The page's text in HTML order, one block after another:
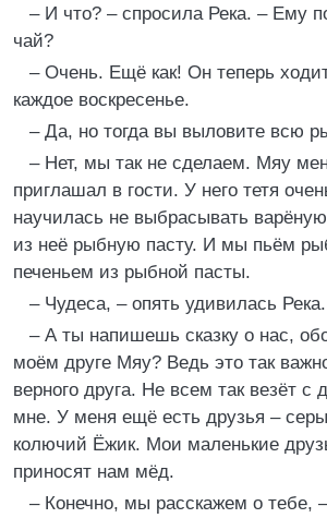
– И что? – спросила Река. – Ему
чай?
– Очень. Ещё как! Он теперь
каждое воскресенье.
– Да, но тогда вы выловите всю
– Нет, мы так не сделаем. Мяу
приглашал в гости. У него тетя
научилась не выбрасывать
из неё рыбную пасту. И мы пьём
печеньем из рыбной пасты.
– Чудеса, – опять удивилась Река.
– А ты напишешь сказку о нас,
моём друге Мяу? Ведь это так
верного друга. Не всем так везёт с
мне. У меня ещё есть друзья –
колючий Ёжик. Мои маленькие
приносят нам мёд.
– Конечно, мы расскажем о тебе,